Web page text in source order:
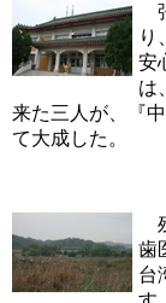
り
安
は
来た三人が、『
て大成した。
歯
台